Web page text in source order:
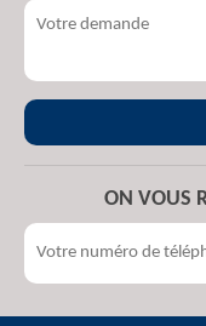
ON VOUS